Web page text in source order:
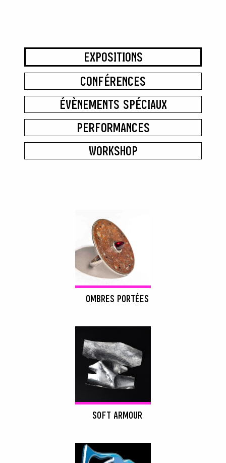
EXPOSITIONS
CONFÉRENCES
ÉVÈNEMENTS SPÉCIAUX
PERFORMANCES
WORKSHOP
OMBRES PORTÉES
SOFT ARMOUR
RECHERCHER